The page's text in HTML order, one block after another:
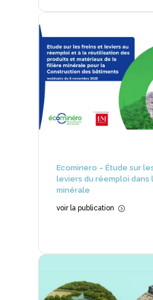
Ecominero – Étude sur
leviers du réemploi dans
minérale
voir la publication =